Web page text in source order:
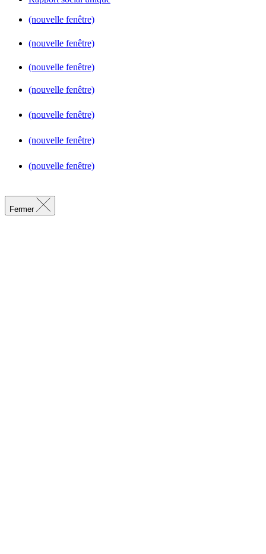
(nouvelle fenêtre)
(nouvelle fenêtre)
(nouvelle fenêtre)
(nouvelle fenêtre)
(nouvelle fenêtre)
(nouvelle fenêtre)
(nouvelle fenêtre)
Fermer